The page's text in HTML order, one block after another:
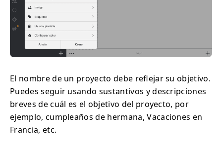
El nombre de un proyecto debe reflejar su objetivo.
Puedes seguir usando sustantivos y descripciones
breves de cuál es el objetivo del proyecto, por
ejemplo, cumpleaños de hermana, Vacaciones en
Francia, etc.